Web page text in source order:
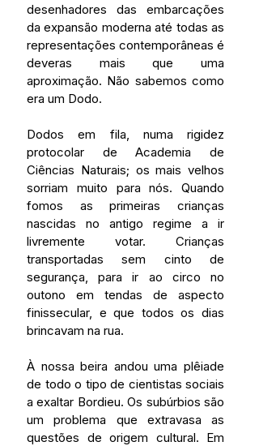
desenhadores das embarcações
da expansão moderna até todas as
representações contemporâneas é
deveras mais que uma
aproximação. Não sabemos como
era um Dodo.
Dodos em fila, numa rigidez
protocolar de Academia de
Ciências Naturais; os mais velhos
sorriam muito para nós. Quando
fomos as primeiras crianças
nascidas no antigo regime a ir
livremente votar. Crianças
transportadas sem cinto de
segurança, para ir ao circo no
outono em tendas de aspecto
finissecular, e que todos os dias
brincavam na rua.
À nossa beira andou uma plêiade
de todo o tipo de cientistas sociais
a exaltar Bordieu. Os subúrbios são
um problema que extravasa as
questões de origem cultural. Em